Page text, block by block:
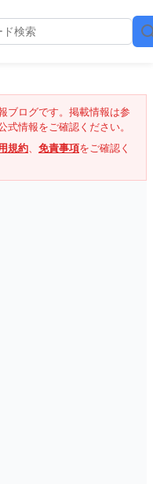
ブログです。掲載情報は参
情報をご確認ください。
規約、 免責事項をご確認く